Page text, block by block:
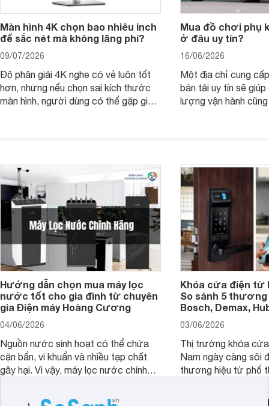
Màn hình 4K chọn bao nhiêu inch
để sắc nét mà không lãng phí?
09/07/2026
Độ phân giải 4K nghe có vẻ luôn tốt
hơn, nhưng nếu chọn sai kích thước
màn hình, người dùng có thể gặp giao
Mua đồ chơi phụ
ở đâu uy tín?
16/06/2026
Một địa chỉ cung
bán tải uy tín sẽ
lượng vận hành
Hướng dẫn chọn mua máy lọc
nước tốt cho gia đình từ chuyên
gia Điện máy Hoàng Cương
04/06/2026
Nguồn nước sinh hoạt có thể chứa
cặn bẩn, vi khuẩn và nhiều tạp chất
gây hại. Vì vậy, máy lọc nước chính
sức khỏe và đảm bảo nguồn nước
Khóa cửa điện tử
So sánh 5 thương
Bosch, Demax,
03/06/2026
Thị trường khóa
Nam ngày càng sôi
thương hiệu từ phổ
cửa điện tử hãng